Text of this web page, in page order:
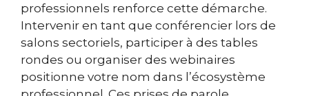
professionnels renforce cette démarche.
Intervenir en tant que conférencier lors de
salons sectoriels, participer à des tables
rondes ou organiser des webinaires
positionne votre nom dans l’écosystème